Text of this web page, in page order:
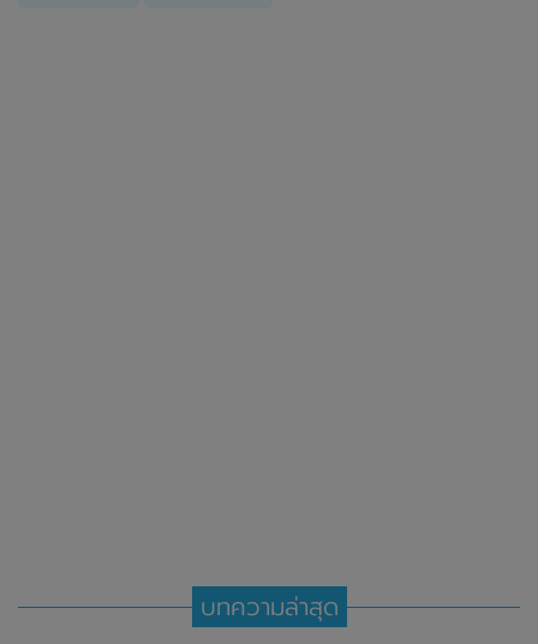
บทความล่าสุด